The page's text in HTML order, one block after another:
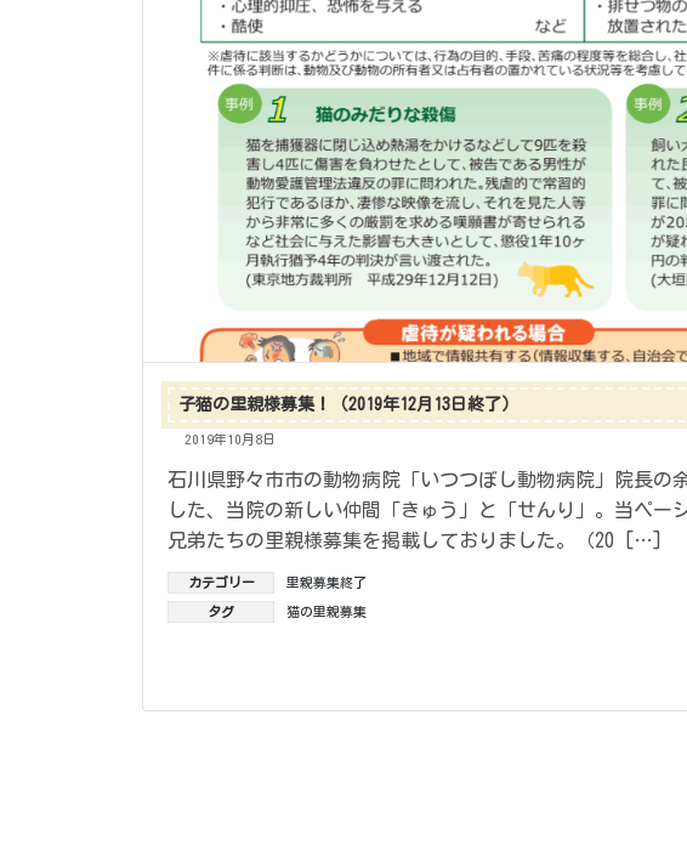
子猫の里親様募集！（2019年12月13日終了）
2019年10月8日
石川県野々市市の動物病院「いつつぼし動物病院」院長の
した、当院の新しい仲間「きゅう」と「せんり」。当ペー
兄弟たちの里親様募集を掲載しておりました。（20 […]
カテゴリー 里親募集終了
タグ 猫の里親募集